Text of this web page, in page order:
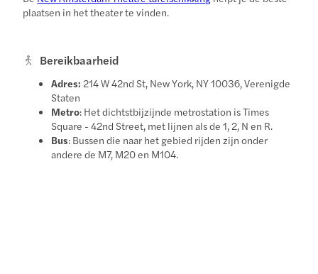
plaatsen in het theater te vinden.
Bereikbaarheid
Adres: 214 W 42nd St, New York, NY 10036, Verenigde
Staten
Metro: Het dichtstbijzijnde metrostation is Times
Square - 42nd Street, met lijnen als de 1, 2, N en R.
Bus: Bussen die naar het gebied rijden zijn onder
andere de M7, M20 en M104.